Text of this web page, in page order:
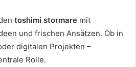
toshimi stormare mit
und frischen Ansätzen. Ob in
digitalen Projekten –
Rolle.